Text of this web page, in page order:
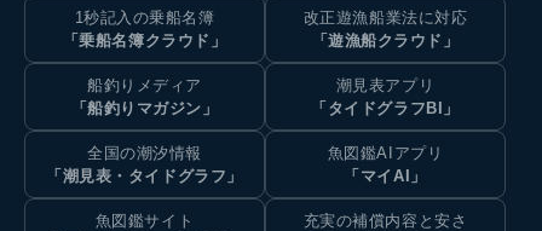
1秒記入の乗船名簿
「乗船名簿クラウド」
改正遊漁船業法に対応
「遊漁船クラウド」
船釣りメディア
「船釣りマガジン」
潮見表アプリ
「タイドグラフBI」
全国の潮汐情報
「潮見表・タイドグラフ」
魚図鑑AIアプリ
「マイAI」
魚図鑑サイト
充実の補償内容と安さ